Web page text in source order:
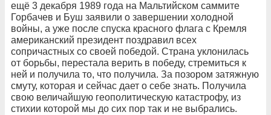
ещё 3 декабря 1989 года на Мальтийском саммите
Горбачев и Буш заявили о завершении холодной
войны, а уже после спуска красного флага с Кремля
американский президент поздравил всех
сопричастных со своей победой. Страна уклонилась
от борьбы, перестала верить в победу, стремиться к
ней и получила то, что получила. За позором затяжную
смуту, которая и сейчас дает о себе знать. Получила
свою величайшую геополитическую катастрофу, из
стихии которой мы до сих пор так и не выбрались.